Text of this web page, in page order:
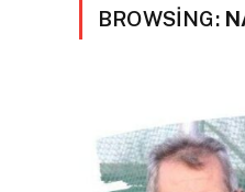
BROWSING: